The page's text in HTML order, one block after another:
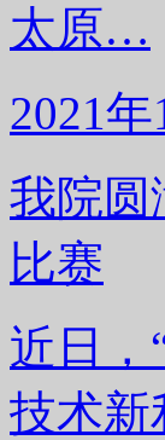
太原…
2021年
我院圆
比赛
近日，
技术新